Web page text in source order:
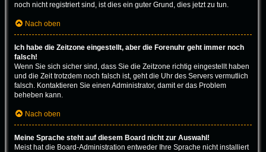
noch nicht registriert sind, ist dies ein guter Grund, dies jetzt zu tun.
Nach oben
Ich habe die Zeitzone eingestellt, aber die Forenuhr geht immer noch
falsch!
Wenn Sie sich sicher sind, dass Sie die Zeitzone richtig eingestellt haben
und die Zeit trotzdem noch falsch ist, geht die Uhr des Servers vermutlich
falsch. Kontaktieren Sie einen Administrator, damit er das Problem
beheben kann.
Nach oben
Meine Sprache steht auf diesem Board nicht zur Auswahl!
Meist hat die Board-Administration entweder Ihre Sprache nicht installiert